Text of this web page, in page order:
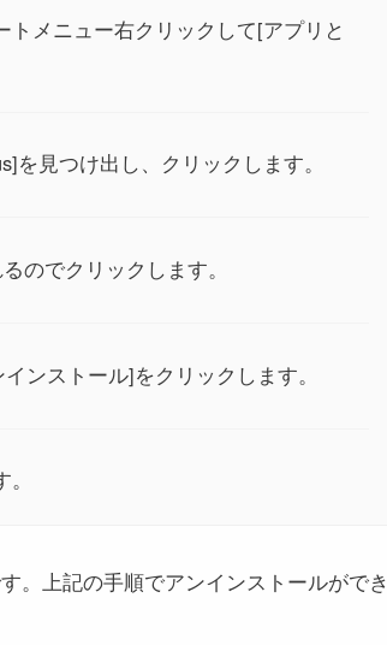
メニュー右クリックして[アプリと
見つけ出し、クリックします。
のでクリックします。
ンストール]をクリックします。
。上記の手順でアンインストールができ